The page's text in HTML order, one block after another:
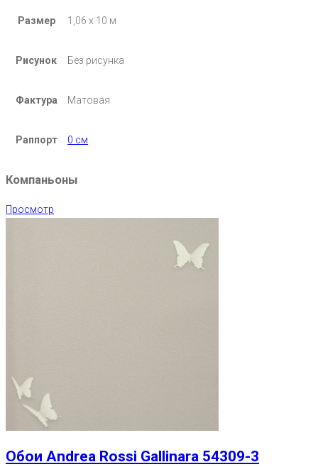
Размер 1,06 х 10 м
Рисунок Без рисунка
Фактура Матовая
Раппорт 0 см
Компаньоны
Просмотр
Обои Andrea Rossi Gallinara 54309-3